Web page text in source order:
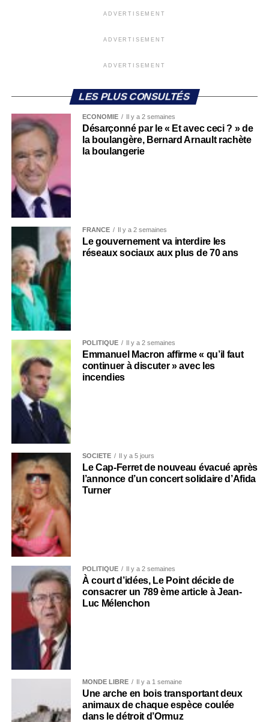
ADVERTISEMENT
ADVERTISEMENT
ADVERTISEMENT
LES PLUS CONSULTÉS
ECONOMIE Il y a 2 semaines
Désarçonné par le « Et avec ceci ? » de
la boulangère, Bernard Arnault rachète
la boulangerie
FRANCE Il y a 2 semaines
Le gouvernement va interdire les
réseaux sociaux aux plus de 70 ans
POLITIQUE Il y a 2 semaines
Emmanuel Macron affirme « qu’il faut
continuer à discuter » avec les
incendies
SOCIÉTÉ Il y a 5 jours
Le Cap-Ferret de nouveau évacué après
l’annonce d’un concert solidaire d’Afida
Turner
POLITIQUE Il y a 2 semaines
À court d’idées, Le Point décide de
consacrer un 789 ème article à Jean-
Luc Mélenchon
MONDE LIBRE Il y a 1 semaine
Une arche en bois transportant deux
animaux de chaque espèce coulée
dans le détroit d’Ormuz